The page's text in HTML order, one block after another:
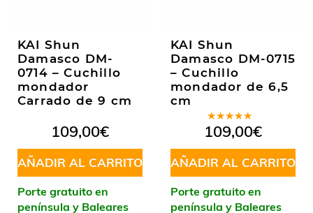
KAI Shun
Damasco DM-
0714 – Cuchillo
mondador
Carrado de 9 cm
109,00€
AÑADIR AL CARRITO
Porte gratuito en
península y Baleares
KAI Shun
Damasco DM-0715
– Cuchillo
mondador de 6,5
cm
Valorado
en5.00de
5
109,00€
AÑADIR AL CARRITO
Porte gratuito en
península y Baleares